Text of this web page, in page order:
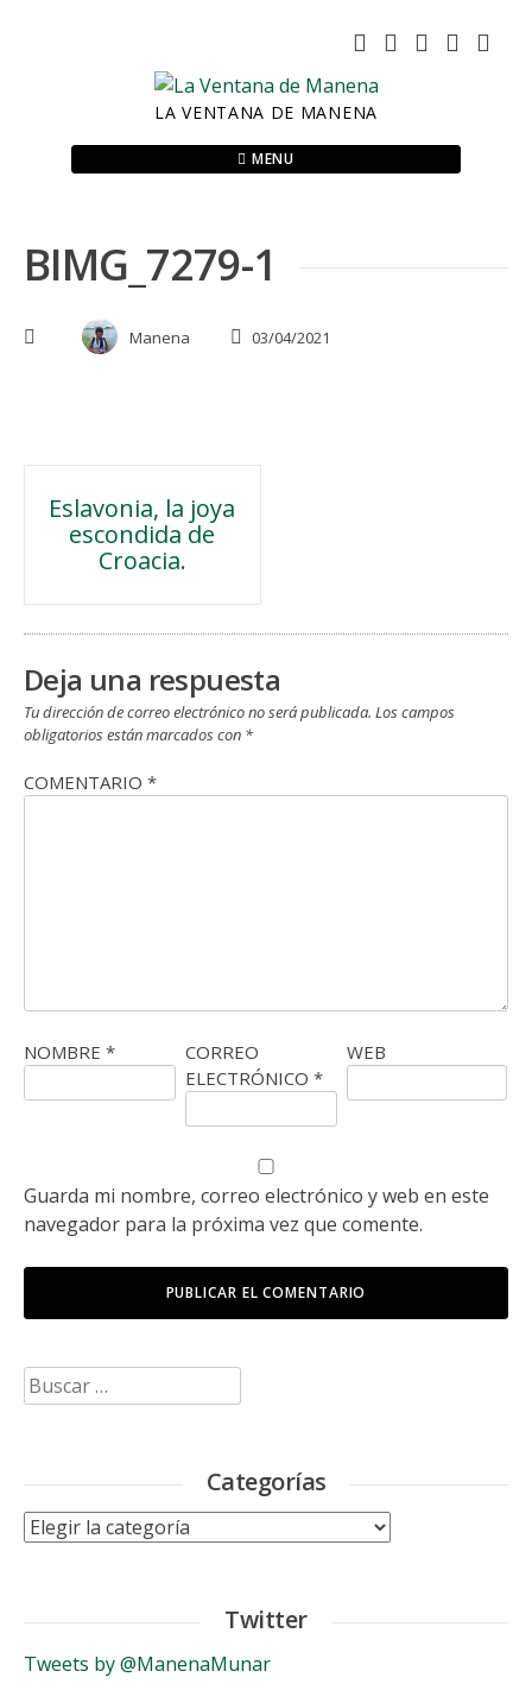
LA VENTANA DE MANENA
MENU
BIMG_7279-1
Manena 03/04/2021
Navegación
entradas
Eslavonia, la joya
escondida de
Croacia.
Deja una respuesta
Tu dirección de correo electrónico no será publicada. Los campos
obligatorios están marcados con *
COMENTARIO *
NOMBRE *
CORREO
ELECTRÓNICO *
WEB
Guarda mi nombre, correo electrónico y web en este
navegador para la próxima vez que comente.
Buscar:
Categorías
Categorías
Twitter
Tweets by @ManenaMunar